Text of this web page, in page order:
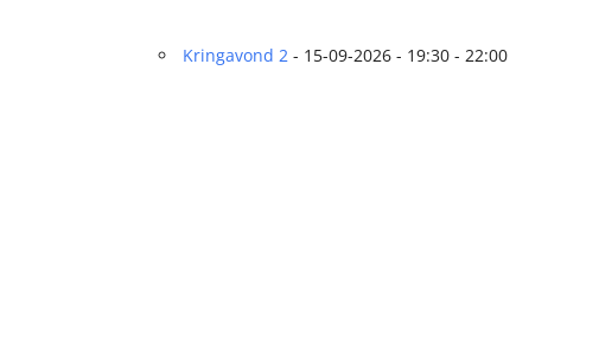
Kringavond 2 - 15-09-2026 - 19:30 - 22:00